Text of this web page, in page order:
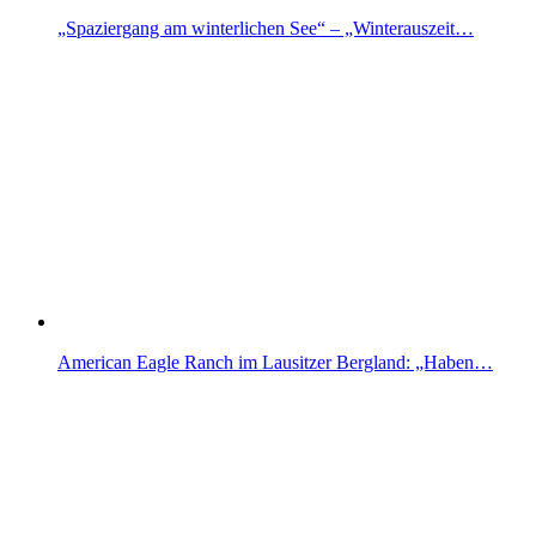
„Spaziergang am winterlichen See“ – „Winterauszeit…
American Eagle Ranch im Lausitzer Bergland: „Haben…